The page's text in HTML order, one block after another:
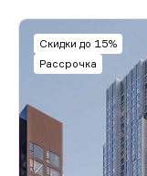
Скидки до 15%
Рассрочка